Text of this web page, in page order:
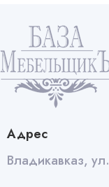
quantity
Адрес
Владикавказ,